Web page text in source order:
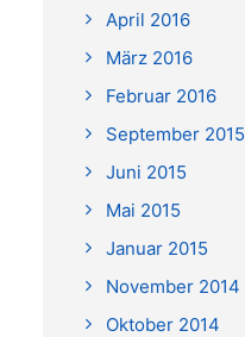
April 2016
März 2016
Februar 2016
September 2015
Juni 2015
Mai 2015
Januar 2015
November 2014
Oktober 2014